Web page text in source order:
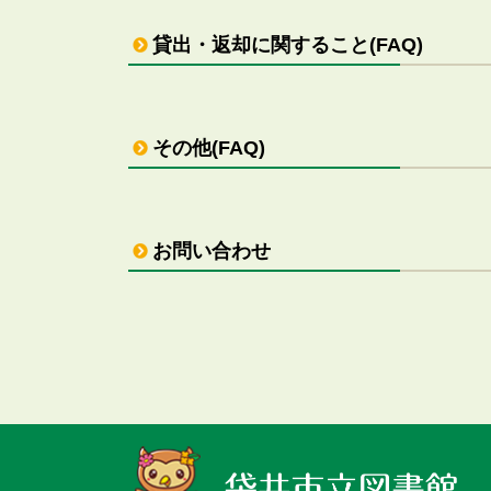
貸出・返却に関すること(FAQ)
その他(FAQ)
お問い合わせ